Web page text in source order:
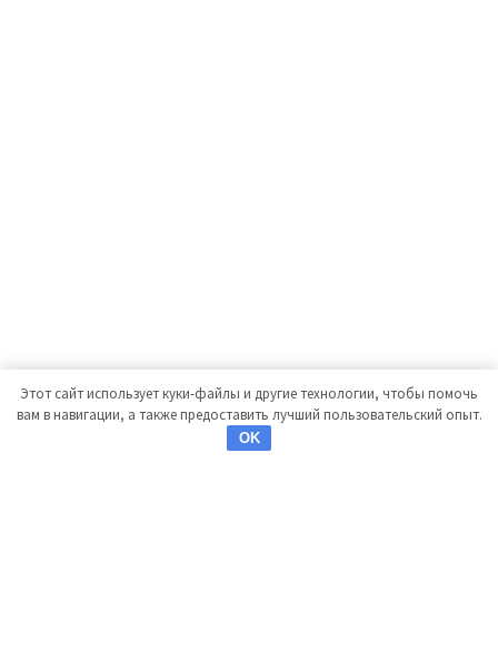
Этот сайт использует куки-файлы и другие технологии, чтобы помочь
вам в навигации, а также предоставить лучший пользовательский опыт.
OK